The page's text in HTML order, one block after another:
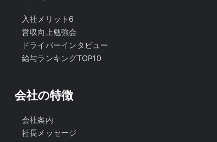
入社メリット6
営収向上勉強会
ドライバーインタビュー
給与ランキングTOP10
会社の特徴
会社案内
社長メッセージ